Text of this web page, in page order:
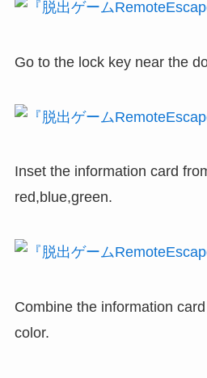
Go to the lock key near the
Inset the information card
red,blue,green.
Combine the information
color.